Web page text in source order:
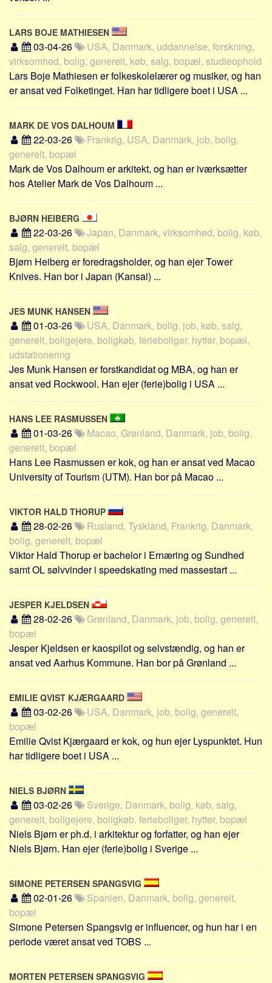
LARS BOJE MATHIESEN
03-04-26
USA, Danmark, uddannelse, forskning,
virksomhed, bolig, generelt, køb, salg, bopæl, studieophold
Lars Boje Mathiesen er folkeskolelærer og musiker, og han
er ansat ved Folketinget. Han har tidligere boet i USA ...
MARK DE VOS DALHOUM
22-03-26
Frankrig, USA, Danmark, job, bolig,
generelt, bopæl
Mark de Vos Dalhoum er arkitekt, og han er iværksætter
hos Atelier Mark de Vos Dalhoum ...
BJØRN HEIBERG
22-03-26
Japan, Danmark, virksomhed, bolig, køb,
salg, generelt, bopæl
Bjørn Heiberg er foredragsholder, og han ejer Tower
Knives. Han bor i Japan (Kansai) ...
JES MUNK HANSEN
01-03-26
USA, Danmark, bolig, job, køb, salg,
generelt, boligejere, boligkøb, ferieboliger, hytter, bopæl,
udstationering
Jes Munk Hansen er forstkandidat og MBA, og han er
ansat ved Rockwool. Han ejer (ferie)bolig i USA ...
HANS LEE RASMUSSEN
01-03-26
Macao, Grønland, Danmark, job, bolig,
generelt, bopæl
Hans Lee Rasmussen er kok, og han er ansat ved Macao
University of Tourism (UTM). Han bor på Macao ...
VIKTOR HALD THORUP
28-02-26
Rusland, Tyskland, Frankrig, Danmark,
bolig, generelt, bopæl
Viktor Hald Thorup er bachelor i Ernæring og Sundhed
samt OL sølvvinder i speedskating med massestart ...
JESPER KJELDSEN
28-02-26
Grønland, Danmark, job, bolig, generelt,
bopæl
Jesper Kjeldsen er kaospilot og selvstændig, og han er
ansat ved Aarhus Kommune. Han bor på Grønland ...
EMILIE QVIST KJÆRGAARD
03-02-26
USA, Danmark, job, bolig, generelt,
bopæl
Emilie Qvist Kjærgaard er kok, og hun ejer Lyspunktet. Hun
har tidligere boet i USA ...
NIELS BJØRN
03-02-26
Sverige, Danmark, bolig, køb, salg,
generelt, boligejere, boligkøb, ferieboliger, hytter, bopæl
Niels Bjørn er ph.d. i arkitektur og forfatter, og han ejer
Niels Bjørn. Han ejer (ferie)bolig i Sverige ...
SIMONE PETERSEN SPANGSVIG
02-01-26
Spanien, Danmark, bolig, generelt,
bopæl
Simone Petersen Spangsvig er influencer, og hun har i en
periode været ansat ved TOBS ...
MORTEN PETERSEN SPANGSVIG